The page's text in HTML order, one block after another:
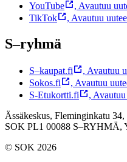
YouTube
, Avautuu
TikTok
, Avautuu
S–ryhmä
S–kaupat.fi , Avautuu
Sokos.fi
, Avautuu
S-Etukortti.fi
,
Ässäkeskus, Fleminginkatu
SOK PL1 00088 S–RYHMÄ,
© SOK 2026